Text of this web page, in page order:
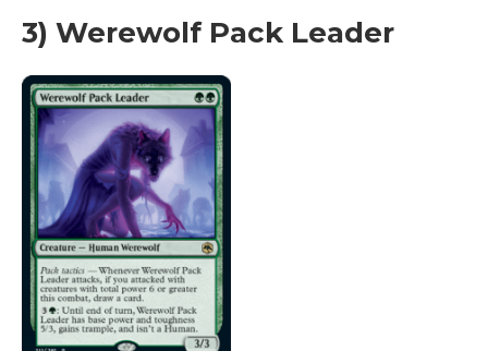
3) Werewolf Pack Leader